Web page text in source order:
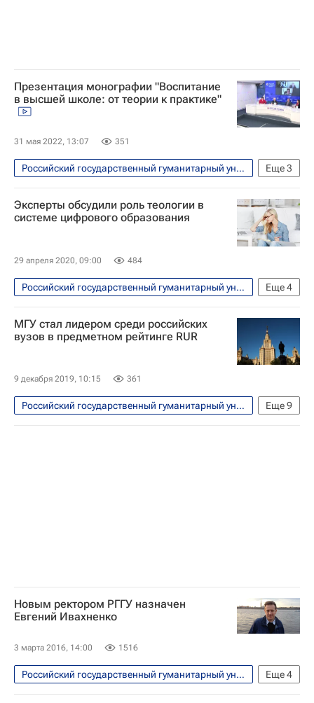
Презентация монографии "Воспитание
в высшей школе: от теории к практике"
31 мая 2022, 13:07 351
Еще3
Российский государственный гуманитарный университет
Навигатор абитуриента
Россия
Эксперты обсудили роль теологии в
системе цифрового образования
29 апреля 2020, 09:00 484
Еще4
Российский государственный гуманитарный университет
Общество
Навигатор абитуриента
МГУ стал лидером среди российских
вузов в предметном рейтинге RUR
9 декабря 2019, 10:15 361
Еще9
Российский государственный гуманитарный университет
Общество
Новым ректором РГГУ назначен
Евгений Ивахненко
3 марта 2016, 14:00 1516
Еще4
Российский государственный гуманитарный университет
Общество
Образование - Общество